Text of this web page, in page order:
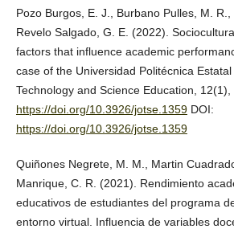
Pozo Burgos, E. J., Burbano Pulles, M.
Revelo Salgado, G. E. (2022).
factors that influence academic
case of the Universidad Politécnica
Technology and Science Education, 12(1),
https://doi.org/10.3926/jotse.1359DOI:
https://doi.org/10.3926/jotse.1359
Quiñones Negrete, M. M., Martin
Manrique, C. R. (2021). Rendimiento
educativos de estudiantes del programa
entorno virtual. Influencia de variables